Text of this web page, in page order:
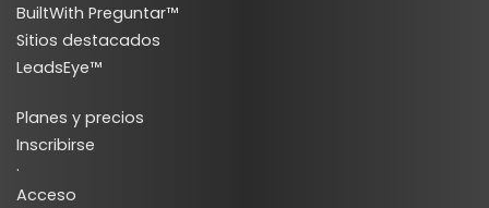
BuiltWith Preguntar™
Sitios destacados
LeadsEye™
Planes y precios
Inscribirse
·
Acceso